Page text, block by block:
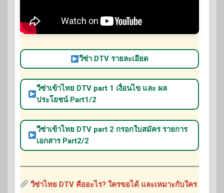
วีซ่า DTV รายละเอียด
วีซ่าเข้าไทย DTV part 1 เงื่อนไข และ ผล
ประโยชน์ Part1/2
วีซ่าเข้าไทย DTV part 2 กรอกใบสมัคร รายการ
เอกสาร Part2/2
วีซ่าไทย DTV คืออะไร? ใครขอได้ และเหมาะกับใคร